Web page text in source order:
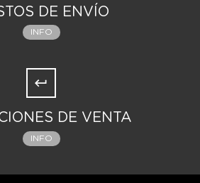
DE ENVÍO
INFO
DE VENTA
INFO